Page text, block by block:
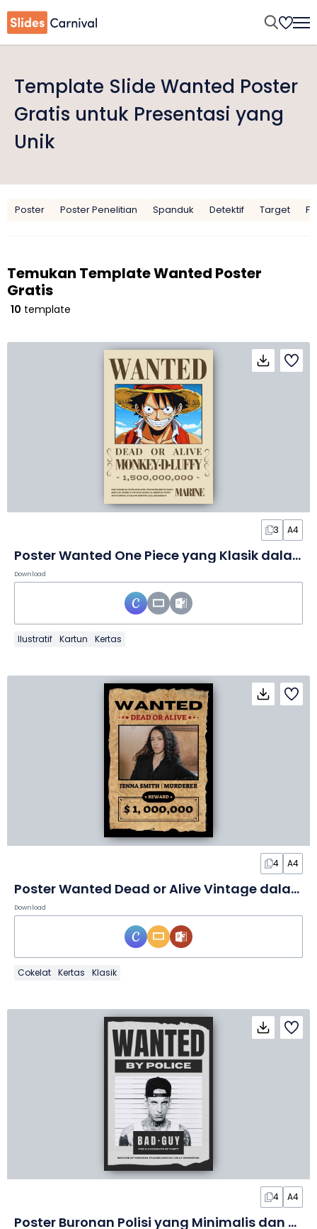
Template Slide Wanted Poster
Gratis untuk Presentasi yang
Unik
Poster Poster Penelitian Spanduk Detektif Target
Temukan Template Wanted Poster
Gratis
10 template
3 A4
Poster Wanted One Piece yang Klasik dalam Poster
Download
Ilustratif Kartun Kertas
4 A4
Poster Wanted Dead or Alive Vintage dalam Poster
Download
Cokelat Kertas Klasik
4 A4
Poster Buronan Polisi yang Minimalis dan Tegas